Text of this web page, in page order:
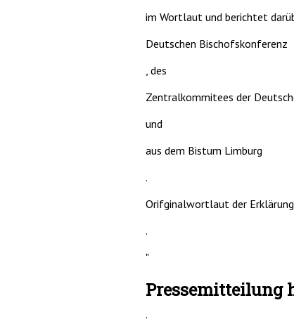
im Wortlaut und berichtet
Deutschen Bischofskonferenz
, des
Zentralkommitees der
und
aus dem Bistum Limburg
.
Orifginalwortlaut der
.
"
Pressemitteilung
.